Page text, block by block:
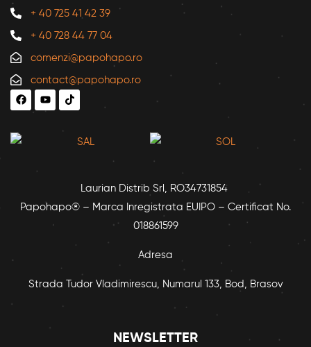
+ 40 725 41 42 39
+ 40 728 44 77 04
comenzi@papohapo.ro
contact@papohapo.ro
Laurian Distrib Srl, RO34731854
Papohapo® – Marca Inregistrata EUIPO – Certificat No.
018861599
Adresa
Strada Tudor Vladimirescu, Numarul 133, Bod, Brasov
NEWSLETTER